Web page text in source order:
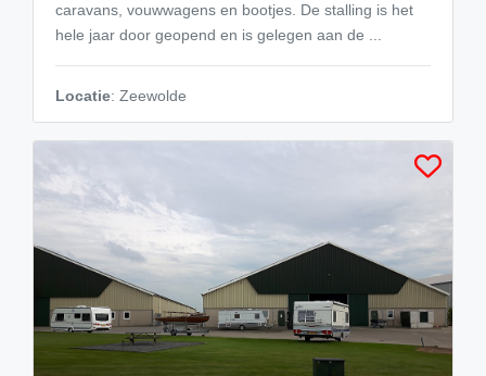
caravans, vouwwagens en bootjes. De stalling is het
hele jaar door geopend en is gelegen aan de ...
Locatie: Zeewolde